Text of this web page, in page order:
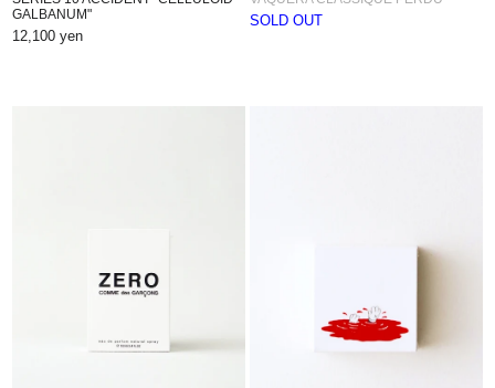
GALBANUM"
12,100 yen
SOLD OUT